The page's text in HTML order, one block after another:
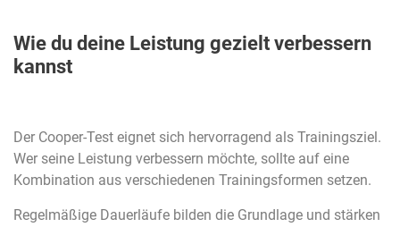
Wie du deine Leistung gezielt verbessern
kannst
Der Cooper-Test eignet sich hervorragend als Trainingsziel.
Wer seine Leistung verbessern möchte, sollte auf eine
Kombination aus verschiedenen Trainingsformen setzen.
Regelmäßige Dauerläufe bilden die Grundlage und stärken